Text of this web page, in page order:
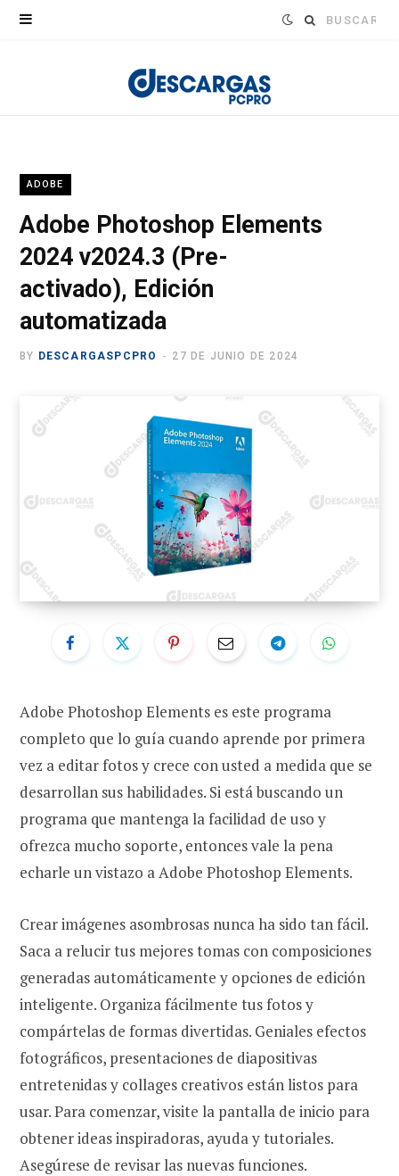
Buscar:
ADOBE
Adobe Photoshop Elements
2024 v2024.3 (Pre-
activado), Edición
automatizada
BY DESCARGASPCPRO 27 DE JUNIO DE 2024
Adobe Photoshop Elements es este programa
completo que lo guía cuando aprende por primera
vez a editar fotos y crece con usted a medida que se
desarrollan sus habilidades. Si está buscando un
programa que mantenga la facilidad de uso y
ofrezca mucho soporte, entonces vale la pena
echarle un vistazo a Adobe Photoshop Elements.
Crear imágenes asombrosas nunca ha sido tan fácil.
Saca a relucir tus mejores tomas con composiciones
generadas automáticamente y opciones de edición
inteligente. Organiza fácilmente tus fotos y
compártelas de formas divertidas. Geniales efectos
fotográficos, presentaciones de diapositivas
entretenidas y collages creativos están listos para
usar. Para comenzar, visite la pantalla de inicio para
obtener ideas inspiradoras, ayuda y tutoriales.
Asegúrese de revisar las nuevas funciones.